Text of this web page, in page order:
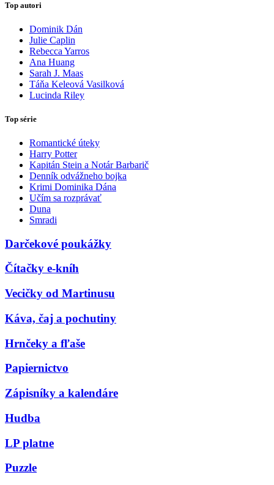
Top autori
Dominik Dán
Julie Caplin
Rebecca Yarros
Ana Huang
Sarah J. Maas
Táňa Keleová Vasilková
Lucinda Riley
Top série
Romantické úteky
Harry Potter
Kapitán Stein a Notár Barbarič
Denník odvážneho bojka
Krimi Dominika Dána
Učím sa rozprávať
Duna
Smradi
Darčekové poukážky
Čítačky e-kníh
Vecičky od Martinusu
Káva, čaj a pochutiny
Hrnčeky a fľaše
Papiernictvo
Zápisníky a kalendáre
Hudba
LP platne
Puzzle